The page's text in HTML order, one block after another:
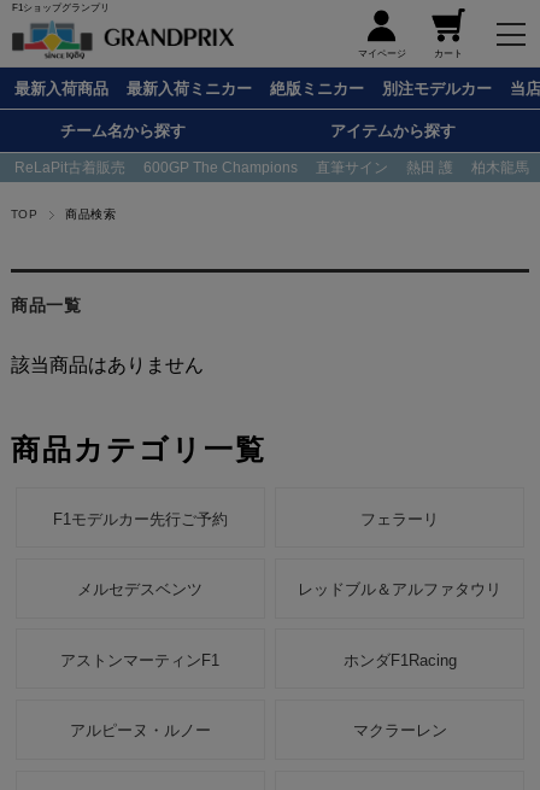
F1ショップグランプリ
マイページ カート
最新入荷商品 最新入荷ミニカー 絶版ミニカー 別注モデルカー 当
チーム名から探す アイテムから探す
ReLaPit古着販売 600GP The Champions 直筆サイン 熱田 護 柏木龍馬
TOP 商品検索
商品一覧
該当商品はありません
商品カテゴリ一覧
F1モデルカー先行ご予約 フェラーリ
メルセデスベンツ レッドブル＆アルファタウリ
アストンマーティンF1 ホンダF1Racing
アルピーヌ・ルノー マクラーレン